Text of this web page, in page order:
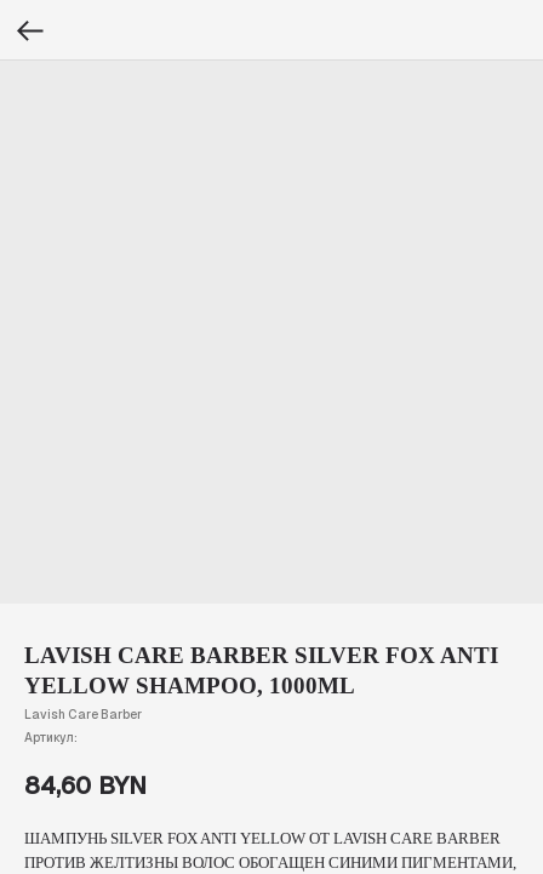
LAVISH CARE BARBER SILVER FOX ANTI
YELLOW SHAMPOO, 1000ML
Lavish Care Barber
Артикул:
84,60 BYN
ШАМПУНЬ SILVER FOX ANTI YELLOW ОТ LAVISH CARE BARBER
ПРОТИВ ЖЕЛТИЗНЫ ВОЛОС ОБОГАЩЕН СИНИМИ ПИГМЕНТАМИ,